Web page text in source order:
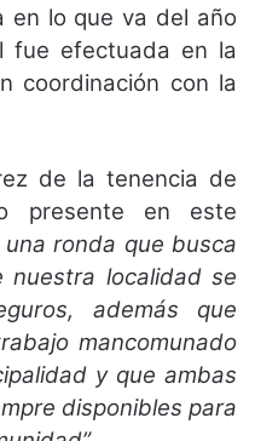
en lo que va del año
fue efectuada en la
coordinación con la
de la tenencia de
presente en este
una ronda que busca
localidad se
además que
mancomunado
y que ambas
disponibles para